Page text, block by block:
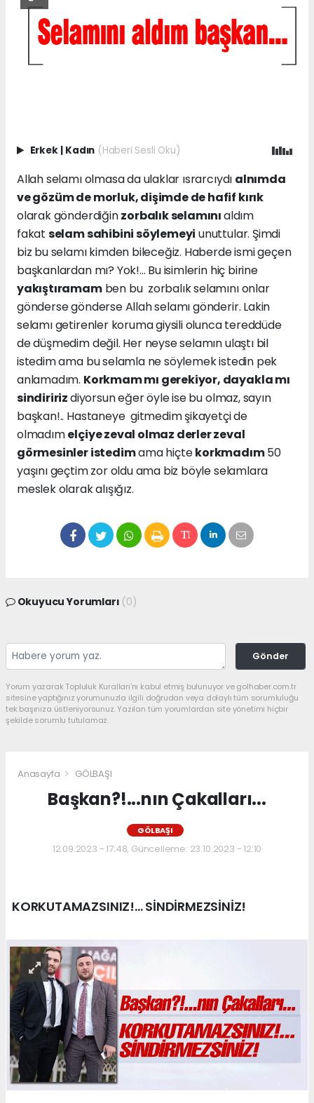
Erkek | Kadın (Haberi Sesli Oku)
Allah selamı olmasa da ulaklar ısrarcıydı alnımda
ve gözüm de morluk, dişimde de hafif kırık
olarak gönderdiğinzorbalık selamınıaldım
fakat selam sahibini söylemeyi unuttular. Şimdi
biz bu selamı kimden bileceğiz. Haberde ismi geçen
başkanlardan mı? Yok!... Bu isimlerin hiç birine
yakıştıramamben bu zorbalık selamını onlar
gönderse gönderse Allah selamı gönderir. Lakin
selamı getirenler koruma giysili olunca tereddüde
de düşmedim değil. Her neyse selamın ulaştı bil
istedim ama bu selamla ne söylemek istedin pek
anlamadım. Korkmam mı gerekiyor, dayakla mı
sindiririzdiyorsun eğer öyle ise bu olmaz, sayın
başkan!.. Hastaneye gitmedim şikayetçi de
olmadımelçiye zeval olmaz derler zeval
görmesinler istedimama hiçtekorkmadım50
yaşını geçtim zor oldu ama biz böyle selamlara
meslek olarak alışığız.
Okuyucu Yorumları (0)
Gönder
Yorum yazarak Topluluk Kuralları’nı kabul etmiş bulunuyor ve golhaber.com.tr
sitesine yaptığınız yorumunuzla ilgili doğrudan veya dolaylı tüm sorumluluğu
tek başınıza üstleniyorsunuz. Yazılan tüm yorumlardan site yönetimi hiçbir
şekilde sorumlu tutulamaz.
Anasayfa GÖLBAŞI
Başkan?!...nın Çakalları...
GÖLBAŞI
12.09.2023 - 17:48, Güncelleme: 23.10.2023 - 12:10
KORKUTAMAZSINIZ!... SİNDİRMEZSİNİZ!